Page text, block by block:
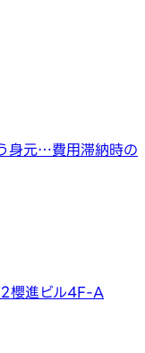
身元…費用滞納時の
櫻進ビル4F-A